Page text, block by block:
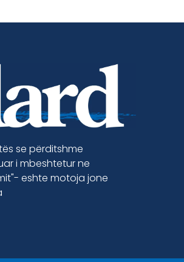
se përditshme
i mbeshtetur ne
eshte motoja jone